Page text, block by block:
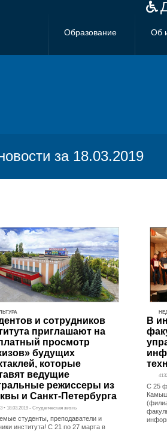
Образование Об
за 18.03.2019
и сотрудников
приглашают на
просмотр
будущих
которые
ведущие
режиссеры из
и Санкт-Петербурга
• 18.03.2019 - Студенческая жизнь
студенты, преподаватели и
института! С 21 по 27 марта в
В
С 25